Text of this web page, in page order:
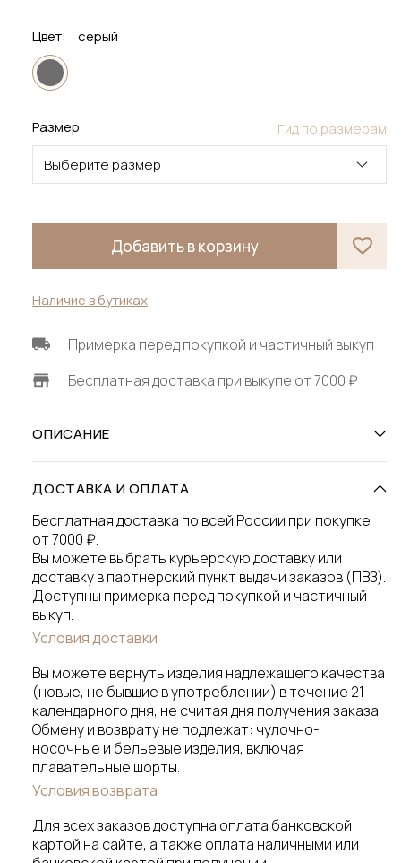
Цвет: серый
Гид по размерам
Размер
Выберите размер
Добавить в корзину
Наличие в бутиках
Примерка перед покупкой и частичный выкуп
Бесплатная доставка при выкупе от 7000 ₽
ОПИСАНИЕ
ДОСТАВКА И ОПЛАТА
Бесплатная доставка по всей России при покупке
от 7000 ₽.
Вы можете выбрать курьерскую доставку или
доставку в партнерский пункт выдачи заказов (ПВЗ).
Доступны примерка перед покупкой и частичный
выкуп.
Условия доставки
Вы можете вернуть изделия надлежащего качества
(новые, не бывшие в употреблении) в течение 21
календарного дня, не считая дня получения заказа.
Обмену и возврату не подлежат: чулочно-
носочные и бельевые изделия, включая
плавательные шорты.
Условия возврата
Для всех заказов доступна оплата банковской
картой на сайте, а также оплата наличными или